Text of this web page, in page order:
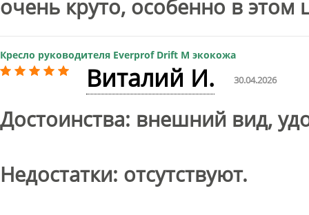
очень круто, особенно в этом
Кресло руководителя Everprof Drift M экокожа
Виталий И. 30.04.2026
Достоинства: внешний вид,
Недостатки: отсутствуют.